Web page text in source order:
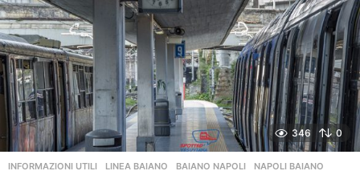
346 0
INFORMAZIONI UTILI ,LINEA BAIANO BAIANO NAPOLI ,NAPOLI BAIANO